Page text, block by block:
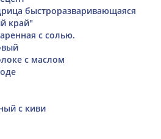
быстроразваривающаяся
край"
с солью.
с маслом
с киви